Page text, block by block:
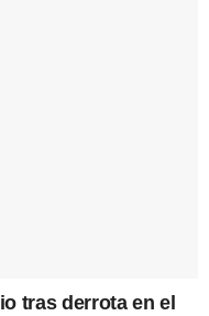
tras derrota en el